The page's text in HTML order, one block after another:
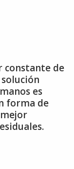
constante de
es
forma de